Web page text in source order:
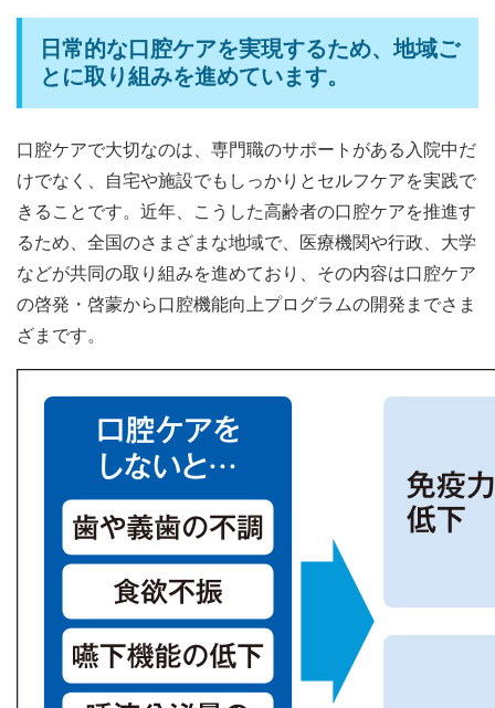
日常的な口腔ケアを実現するため、地域ご
とに取り組みを進めています。
口腔ケアで大切なのは、専門職のサポートがある入院中だ
けでなく、自宅や施設でもしっかりとセルフケアを実践で
きることです。近年、こうした高齢者の口腔ケアを推進す
るため、全国のさまざまな地域で、医療機関や行政、大学
などが共同の取り組みを進めており、その内容は口腔ケア
の啓発・啓蒙から口腔機能向上プログラムの開発までさま
ざまです。